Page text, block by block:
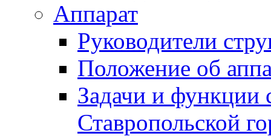
Аппарат
Руководители
Положение об
Задачи и функции
Ставропольской